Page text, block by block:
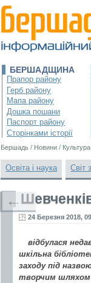
БЕРШАДЩИНА
Прапор району
Герб району
Мапа району
Дошка пошани
Паспорт району
Сторінками історії
Бершадь / Новини / Культура
Освіта і наука Світ
24 Березня 2018,
відбулася
шкільна
заходу під
творчим шляхом
←